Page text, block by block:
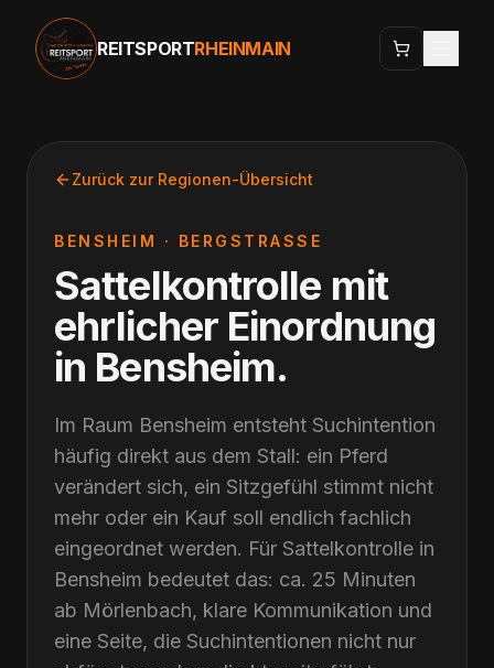
REITSPORTRHEINMAIN
Zurück zur Regionen-Übersicht
BENSHEIM · BERGSTRASSE
Sattelkontrolle mit
ehrlicher Einordnung
in Bensheim.
Im Raum Bensheim entsteht Suchintention
häufig direkt aus dem Stall: ein Pferd
verändert sich, ein Sitzgefühl stimmt nicht
mehr oder ein Kauf soll endlich fachlich
eingeordnet werden. Für Sattelkontrolle in
Bensheim bedeutet das: ca. 25 Minuten
ab Mörlenbach, klare Kommunikation und
eine Seite, die Suchintentionen nicht nur